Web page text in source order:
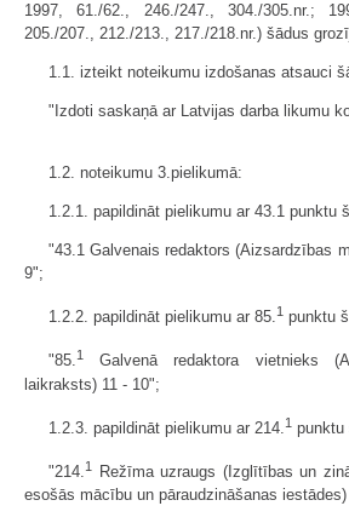
1997, 61./62., 246./247., 304./305.nr.;
205./207., 212./213., 217./218.nr.) šādus
1.1. izteikt noteikumu izdošanas atsauci
"Izdoti saskaņā ar Latvijas darba likumu
1.2. noteikumu 3.pielikumā:
1.2.1. papildināt pielikumu ar 43.1 punktu
"43.1 Galvenais redaktors (Aizsardzības
9";
1.2.2. papildināt pielikumu ar 85.1 punktu
"85.1
Galvenā redaktora vietnieks
laikraksts) 11 - 10";
1.2.3. papildināt pielikumu ar 214. 1 punktu
"214.1
Režīma uzraugs (Izglītības un
esošās mācību un pāraudzināšanas